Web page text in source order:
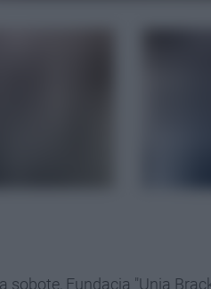
sobotę, Fundacja "Unia